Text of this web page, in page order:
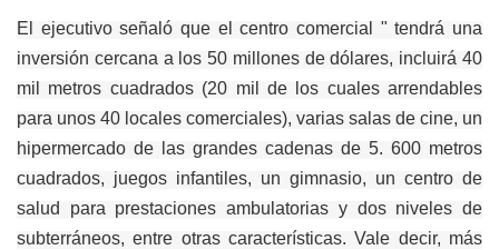
El ejecutivo señaló que el centro comercial " tendrá una
inversión cercana a los 50 millones de dólares, incluirá 40
mil metros cuadrados (20 mil de los cuales arrendables
para unos 40 locales comerciales), varias salas de cine, un
hipermercado de las grandes cadenas de 5. 600 metros
cuadrados, juegos infantiles, un gimnasio, un centro de
salud para prestaciones ambulatorias y dos niveles de
subterráneos, entre otras características. Vale decir, más